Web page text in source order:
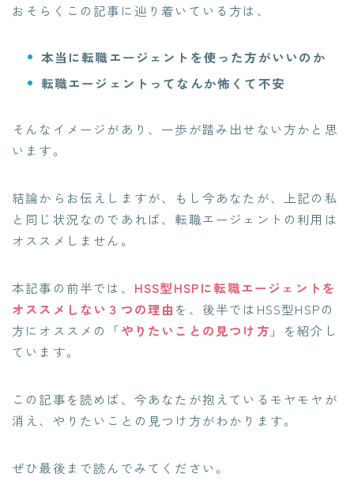
おそらくこの記事に辿り着いている方は、
本当に転職エージェントを使った方がいいのか
転職エージェントってなんか怖くて不安
そんなイメージがあり、一歩が踏み出せない方かと思
います。
結論からお伝えしますが、もし今あなたが、上記の私
と同じ状況なのであれば、 転職エージェントの利用は
オススメしません 。
本記事の前半では、 HSS型HSPに転職エージェントを
オススメしない３つの理由 を、後半では HSS型HSPの
方にオススメの「やりたいことの見つけ方 」 を紹介し
ています。
この記事を読めば、今あなたが抱えているモヤモヤが
消え、やりたいことの見つけ方がわかります。
ぜひ最後まで読んでみてください。